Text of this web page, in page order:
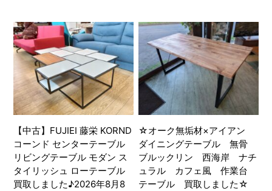
【中古】FUJIEI 藤栄 KORND
コーンド センターテーブル
リビングテーブル モダン ス
タイリッシュ ローテーブル
買取しました♪2026年8月8
☆オーク無垢材×アイアン
ダイニングテーブル 無骨
ブルックリン 西海岸 ナチ
ュラル カフェ風 作業台
テーブル 買取しました☆